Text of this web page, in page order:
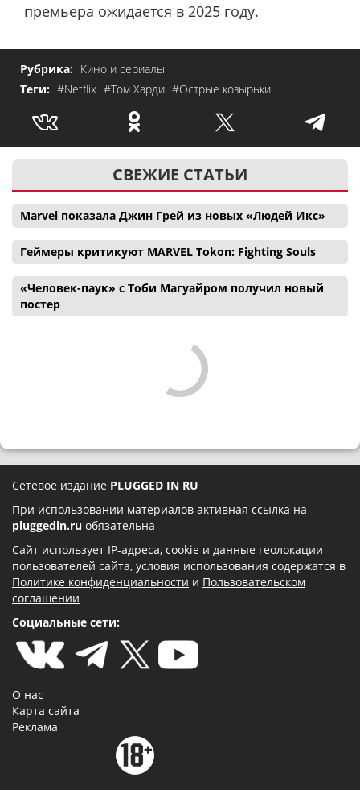
премьера ожидается в 2025 году.
Рубрика: Кино и сериалы
Теги: #Netflix #Том Харди #Острые козырьки
СВЕЖИЕ СТАТЬИ
Marvel показала Джин Грей из новых «Людей Икс»
Геймеры критикуют MARVEL Tokon: Fighting Souls
«Человек-паук» с Тоби Магуайром получил новый
постер
Сетевое издание PLUGGED IN RU
При использовании материалов активная ссылка на
pluggedin.ru обязательна
Сайт использует IP-адреса, cookie и данные геолокации
пользователей сайта, условия использования содержатся в
Политике конфиденциальности и Пользовательском
соглашении
Социальные сети:
О нас
Карта сайта
Реклама